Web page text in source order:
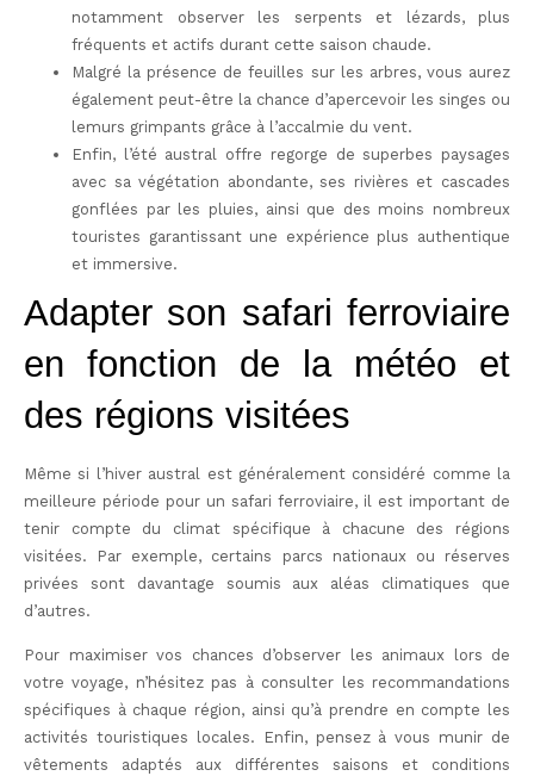
notamment observer les serpents et lézards, plus
fréquents et actifs durant cette saison chaude.
Malgré la présence de feuilles sur les arbres, vous aurez
également peut-être la chance d’apercevoir les singes ou
lemurs grimpants grâce à l’accalmie du vent.
Enfin, l’été austral offre regorge de superbes paysages
avec sa végétation abondante, ses rivières et cascades
gonflées par les pluies, ainsi que des moins nombreux
touristes garantissant une expérience plus authentique
et immersive.
Adapter son safari ferroviaire
en fonction de la météo et
des régions visitées
Même si l’hiver austral est généralement considéré comme la
meilleure période pour un safari ferroviaire, il est important de
tenir compte du climat spécifique à chacune des régions
visitées. Par exemple, certains parcs nationaux ou réserves
privées sont davantage soumis aux aléas climatiques que
d’autres.
Pour maximiser vos chances d’observer les animaux lors de
votre voyage, n’hésitez pas à consulter les recommandations
spécifiques à chaque région, ainsi qu’à prendre en compte les
activités touristiques locales. Enfin, pensez à vous munir de
vêtements adaptés aux différentes saisons et conditions